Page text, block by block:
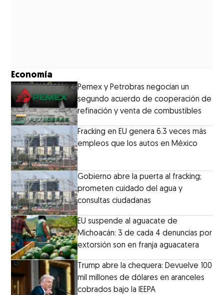
Economía
Pemex y Petrobras negocian un
segundo acuerdo de cooperación de
refinación y venta de combustibles
Fracking en EU genera 6.3 veces más
empleos que los autos en México
Gobierno abre la puerta al fracking;
prometen cuidado del agua y
consultas ciudadanas
EU suspende al aguacate de
Michoacán: 3 de cada 4 denuncias por
extorsión son en franja aguacatera
Trump abre la chequera: Devuelve 100
mil millones de dólares en aranceles
cobrados bajo la IEEPA